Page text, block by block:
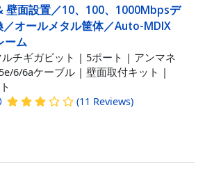
壁面設置／10、100、1000Mbpsデ
オールメタル筐体／Auto-MDIX
ーム
チギガビット | 5ポート | アンマネ
6/6aケーブル | 壁面取付キット |
(11 Reviews)